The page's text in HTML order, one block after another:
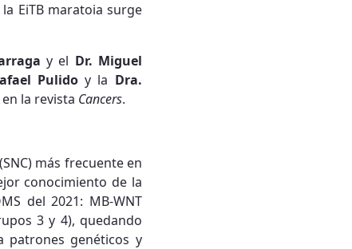
EiTB maratoia surge
y el Dr. Miguel
Pulidoy la Dra.
la revista Cancers.
más frecuente en
conocimiento de la
del 2021: MB-WNT
3 y 4), quedando
patrones genéticos y